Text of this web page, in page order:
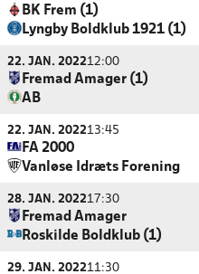
BK Frem (1)
Lyngby Boldklub 1921 (1)
22. JAN. 202212:00
Fremad Amager (1)
AB
22. JAN. 202213:45
FA 2000
Vanløse Idræts Forening
28. JAN. 202217:30
Fremad Amager
Roskilde Boldklub (1)
29. JAN. 202211:30